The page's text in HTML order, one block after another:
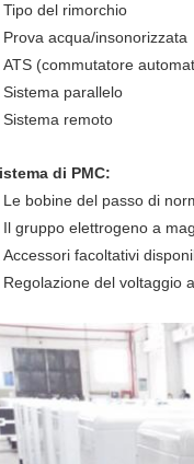
Tipo del rimorchio
Prova acqua/insonorizzata
ATS (commutatore
Sistema parallelo
Sistema remoto
di PMC:
Le bobine del passo di
Il gruppo elettrogeno a
Accessori facoltativi
Regolazione del voltaggio